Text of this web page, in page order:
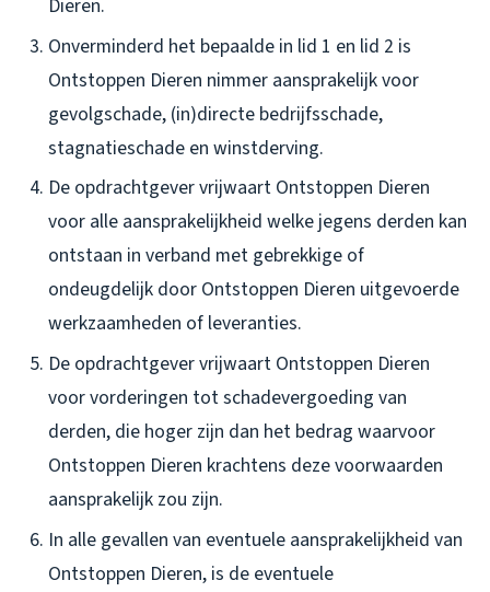
Dieren.
Onverminderd het bepaalde in lid 1 en lid 2 is
Ontstoppen Dieren nimmer aansprakelijk voor
gevolgschade, (in)directe bedrijfsschade,
stagnatieschade en winstderving.
De opdrachtgever vrijwaart Ontstoppen Dieren
voor alle aansprakelijkheid welke jegens derden kan
ontstaan in verband met gebrekkige of
ondeugdelijk door Ontstoppen Dieren uitgevoerde
werkzaamheden of leveranties.
De opdrachtgever vrijwaart Ontstoppen Dieren
voor vorderingen tot schadevergoeding van
derden, die hoger zijn dan het bedrag waarvoor
Ontstoppen Dieren krachtens deze voorwaarden
aansprakelijk zou zijn.
In alle gevallen van eventuele aansprakelijkheid van
Ontstoppen Dieren, is de eventuele